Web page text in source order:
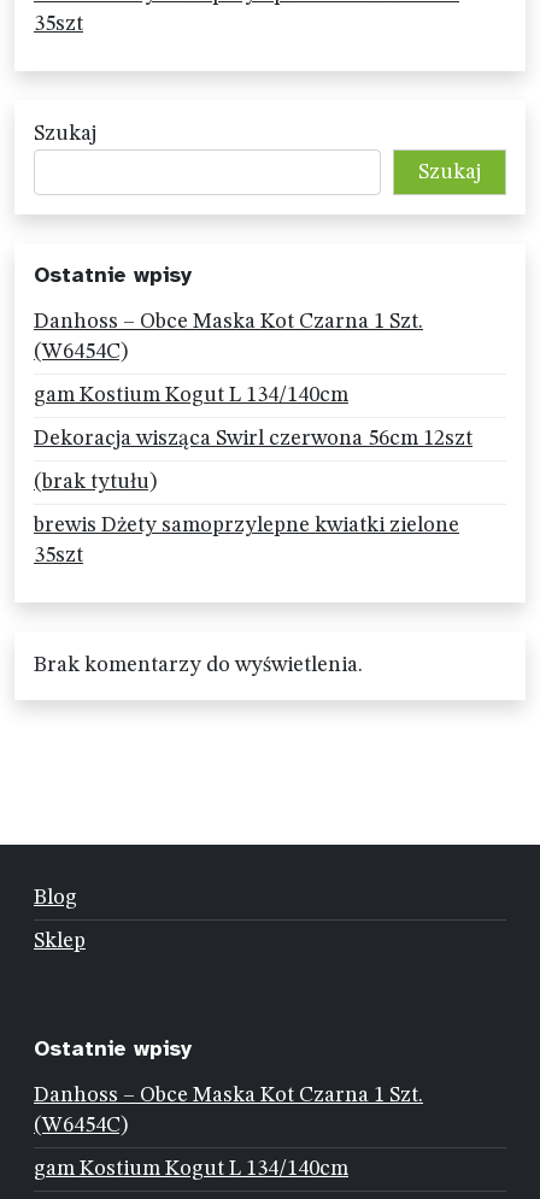
35szt
Szukaj
Szukaj
Ostatnie wpisy
Danhoss – Obce Maska Kot Czarna 1 Szt.
(W6454C)
gam Kostium Kogut L 134/140cm
Dekoracja wisząca Swirl czerwona 56cm 12szt
(brak tytułu)
brewis Dżety samoprzylepne kwiatki zielone
35szt
Brak komentarzy do wyświetlenia.
Blog
Sklep
Ostatnie wpisy
Danhoss – Obce Maska Kot Czarna 1 Szt.
(W6454C)
gam Kostium Kogut L 134/140cm